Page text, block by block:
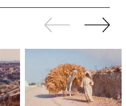
Zurück
sliden
Weiter
sliden